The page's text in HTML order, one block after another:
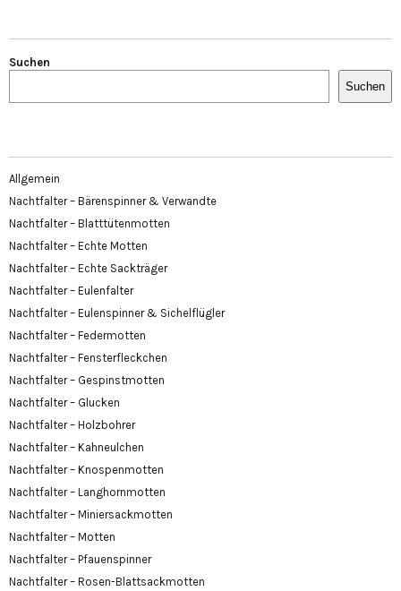
Suchen
Suchen
Allgemein
Nachtfalter – Bärenspinner & Verwandte
Nachtfalter – Blatttütenmotten
Nachtfalter – Echte Motten
Nachtfalter – Echte Sackträger
Nachtfalter – Eulenfalter
Nachtfalter – Eulenspinner & Sichelflügler
Nachtfalter – Federmotten
Nachtfalter – Fensterfleckchen
Nachtfalter – Gespinstmotten
Nachtfalter – Glucken
Nachtfalter – Holzbohrer
Nachtfalter – Kahneulchen
Nachtfalter – Knospenmotten
Nachtfalter – Langhornmotten
Nachtfalter – Miniersackmotten
Nachtfalter – Motten
Nachtfalter – Pfauenspinner
Nachtfalter – Rosen-Blattsackmotten